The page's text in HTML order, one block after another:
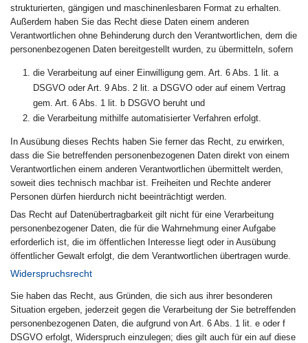
strukturierten, gängigen und maschinenlesbaren Format zu erhalten.
Außerdem haben Sie das Recht diese Daten einem anderen
Verantwortlichen ohne Behinderung durch den Verantwortlichen, dem die
personenbezogenen Daten bereitgestellt wurden, zu übermitteln, sofern
die Verarbeitung auf einer Einwilligung gem. Art. 6 Abs. 1 lit. a
DSGVO oder Art. 9 Abs. 2 lit. a DSGVO oder auf einem Vertrag
gem. Art. 6 Abs. 1 lit. b DSGVO beruht und
die Verarbeitung mithilfe automatisierter Verfahren erfolgt.
In Ausübung dieses Rechts haben Sie ferner das Recht, zu erwirken,
dass die Sie betreffenden personenbezogenen Daten direkt von einem
Verantwortlichen einem anderen Verantwortlichen übermittelt werden,
soweit dies technisch machbar ist. Freiheiten und Rechte anderer
Personen dürfen hierdurch nicht beeinträchtigt werden.
Das Recht auf Datenübertragbarkeit gilt nicht für eine Verarbeitung
personenbezogener Daten, die für die Wahrnehmung einer Aufgabe
erforderlich ist, die im öffentlichen Interesse liegt oder in Ausübung
öffentlicher Gewalt erfolgt, die dem Verantwortlichen übertragen wurde.
Widerspruchsrecht
Sie haben das Recht, aus Gründen, die sich aus ihrer besonderen
Situation ergeben, jederzeit gegen die Verarbeitung der Sie betreffenden
personenbezogenen Daten, die aufgrund von Art. 6 Abs. 1 lit. e oder f
DSGVO erfolgt, Widerspruch einzulegen; dies gilt auch für ein auf diese